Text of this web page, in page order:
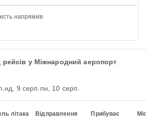
напрямків
рейсів у Міжнародний аеропорт
нд, 9 серп. пн, 10 серп.
літака Відправлення Прибуває